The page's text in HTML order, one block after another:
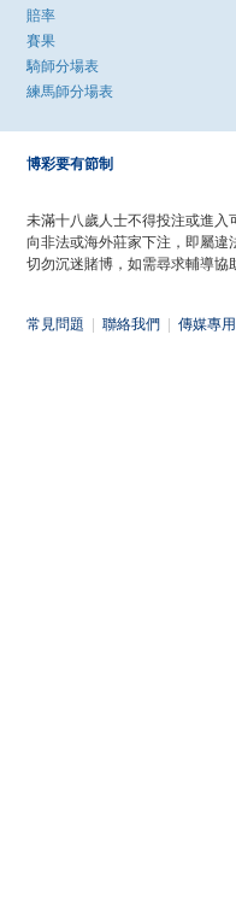
賠率
賽果
騎師分場表
練馬師分場表
博彩要有節制
未滿十八歲人士不得投注或進入
向非法或海外莊家下注，即屬違
切勿沉迷賭博，如需尋求輔導協
常見問題 聯絡我們 傳媒專